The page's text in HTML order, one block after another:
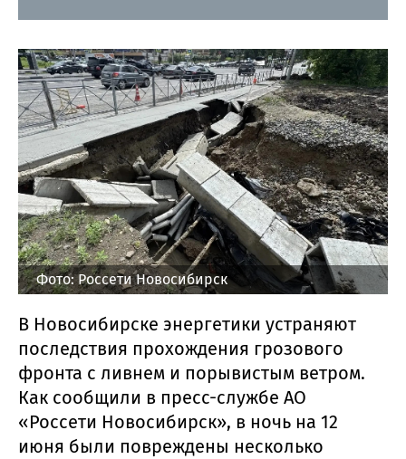
Фото: Россети Новосибирск
В Новосибирске энергетики устраняют
последствия прохождения грозового
фронта с ливнем и порывистым ветром.
Как сообщили в пресс-службе АО
«Россети Новосибирск», в ночь на 12
июня были повреждены несколько